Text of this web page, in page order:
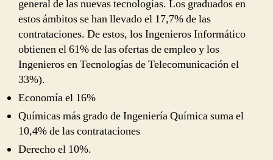
general de las nuevas tecnologías. Los graduados en
estos ámbitos se han llevado el 17,7% de las
contrataciones. De estos, los Ingenieros Informático
obtienen el 61% de las ofertas de empleo y los
Ingenieros en Tecnologías de Telecomunicación el
33%).
Economía el 16%
Químicas más grado de Ingeniería Química suma el
10,4% de las contrataciones
Derecho el 10%.